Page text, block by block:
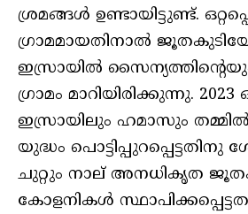
ശ്രമങ്ങള്‍ ഉണ്ടായിട്ടുണ്ട്.
ഗ്രാമമായതിനാല്‍
ഇസ്രായില്‍
ഗ്രാമം മാറിയിരിക്കുന്നു.
ഇസ്രായിലും ഹമാസും
യുദ്ധം പൊട്ടിപ്പുറപ്പെട്ടതിനു
ചുറ്റും നാല് അനധികൃത
കോളനികള്‍